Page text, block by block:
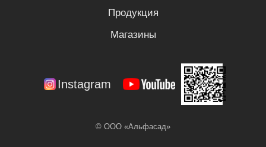
Продукция
Магазины
Instagram
© ООО «Альфасад»